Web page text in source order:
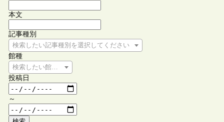
本文
記事種別
検索したい記事種別を選択してください
館種
検索したい館種を選択してください
投稿日
～